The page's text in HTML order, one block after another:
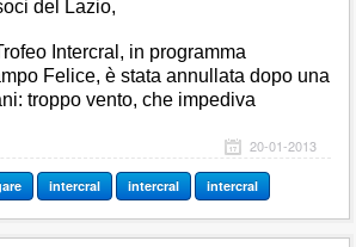
del Lazio,
Intercral, in programma
Felice, è stata annullata dopo una
troppo vento, che impediva
20-01-2013
intercral intercral intercral